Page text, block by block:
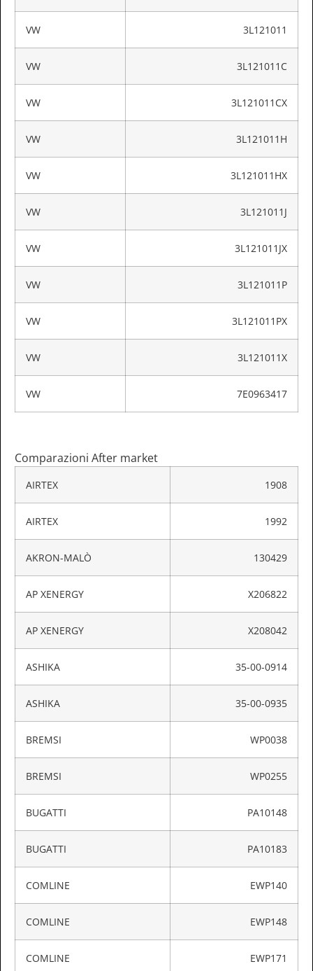
VW 3L121011
VW 3L121011C
VW 3L121011CX
VW 3L121011H
VW 3L121011HX
VW 3L121011J
VW 3L121011JX
VW 3L121011P
VW 3L121011PX
VW 3L121011X
VW 7E0963417
Comparazioni After market
AIRTEX 1908
AIRTEX 1992
AKRON-MALÒ 130429
AP XENERGY X206822
AP XENERGY X208042
ASHIKA 35-00-0914
ASHIKA 35-00-0935
BREMSI WP0038
BREMSI WP0255
BUGATTI PA10148
BUGATTI PA10183
COMLINE EWP140
COMLINE EWP148
COMLINE EWP171